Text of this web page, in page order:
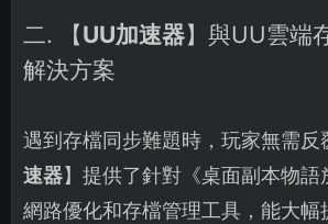
二. 【UU加速器】與UU雲端
解決方案
遇到存檔同步難題時，玩家無需反
速器】提供了針對《桌面副本物語
網路優化和存檔管理工具，能大幅